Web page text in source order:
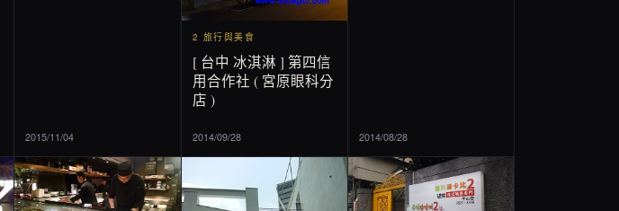
2015/11/04
2 旅行與美食
[ 台中 冰淇淋 ] 第四信
用合作社 ( 宮原眼科分
店 )
2014/09/28 2014/08/28